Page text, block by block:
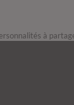
à